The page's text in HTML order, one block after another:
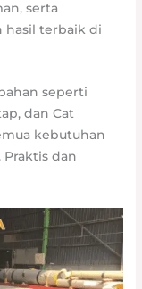
serta
terbaik di
seperti
dan Cat
kebutuhan
dan